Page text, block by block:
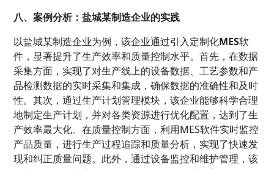
八、案例分析：盐城某制造企业的实践
以盐城某制造企业为例，该企业通过引入定制化MES软
件，显著提升了生产效率和质量控制水平。首先，在数据
采集方面，实现了对生产线上的设备数据、工艺参数和产
品检测数据的实时采集和集成，确保数据的准确性和及时
性。其次，通过生产计划管理模块，该企业能够科学合理
地制定生产计划，并对各类资源进行优化配置，达到了生
产效率最大化。在质量控制方面，利用MES软件实时监控
产品质量，进行生产过程追踪和质量分析，实现了快速发
现和纠正质量问题。此外，通过设备监控和维护管理，该